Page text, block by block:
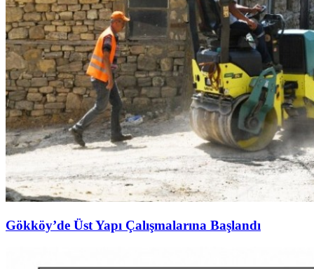
Gökköy’de Üst Yapı Çalışmalarına Başlandı